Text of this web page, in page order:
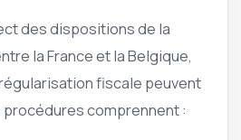
des dispositions de la
la France et la Belgique,
fiscale peuvent
comprennent :